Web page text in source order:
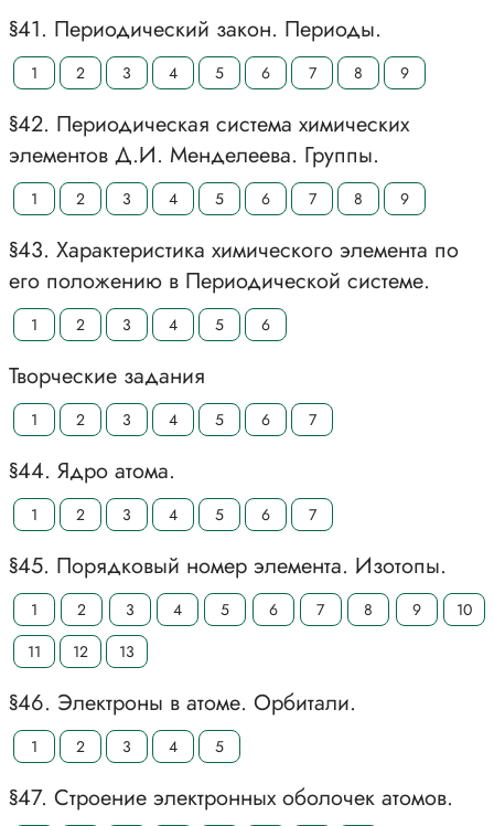
§41. Периодический закон. Периоды.
1 2 3 4 5 6 7 8 9
§42. Периодическая система химических
элементов Д.И. Менделеева. Группы.
1 2 3 4 5 6 7 8 9
§43. Характеристика химического элемента по
его положению в Периодической системе.
1 2 3 4 5 6
Творческие задания
1 2 3 4 5 6 7
§44. Ядро атома.
1 2 3 4 5 6 7
§45. Порядковый номер элемента. Изотопы.
1 2 3 4 5 6 7 8 9
10
11
12 13
§46. Электроны в атоме. Орбитали.
1 2 3 4 5
§47. Строение электронных оболочек атомов.